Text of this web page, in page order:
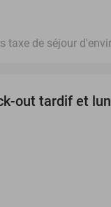
taxe de séjour
out tardif et